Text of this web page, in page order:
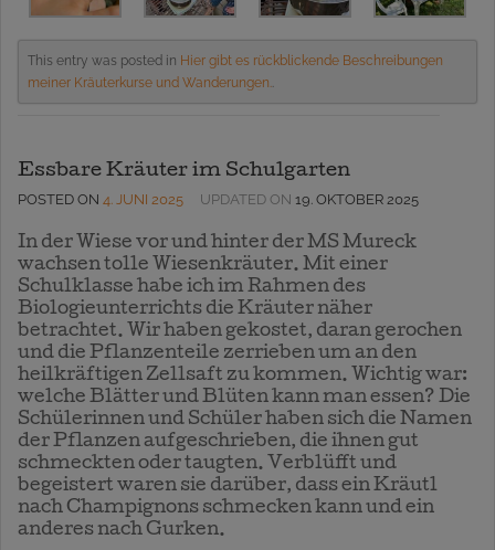
This entry was posted in Hier gibt es rückblickende Beschreibungen
meiner Kräuterkurse und Wanderungen.
Essbare Kräuter im Schulgarten
POSTED ON 4. JUNI 2025 UPDATED ON 19. OKTOBER 2025
In der Wiese vor und hinter der MS Mureck
wachsen tolle Wiesenkräuter. Mit einer
Schulklasse habe ich im Rahmen des
Biologieunterrichts die Kräuter näher
betrachtet. Wir haben gekostet, daran gerochen
und die Pflanzenteile zerrieben um an den
heilkräftigen Zellsaft zu kommen. Wichtig war:
welche Blätter und Blüten kann man essen? Die
Schülerinnen und Schüler haben sich die Namen
der Pflanzen aufgeschrieben, die ihnen gut
schmeckten oder taugten. Verblüfft und
begeistert waren sie darüber, dass ein Kräutl
nach Champignons schmecken kann und ein
anderes nach Gurken.